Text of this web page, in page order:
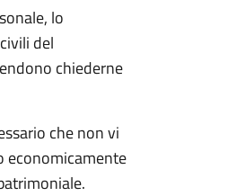
lo
del
chiederne
che non vi
economicamente